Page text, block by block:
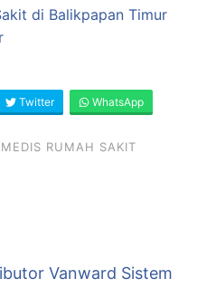
di Balikpapan Timur
Twitter WhatsApp
RUMAH SAKIT
Vanward Sistem